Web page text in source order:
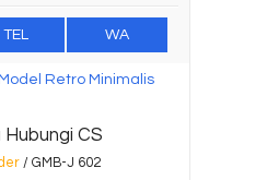
TEL WA
Retro Minimalis
CS
/ GMB-J 602